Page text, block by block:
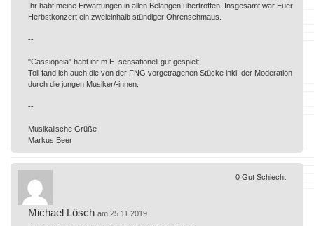
Ihr habt meine Erwartungen in allen Belangen übertroffen. Insgesamt war Euer
Herbstkonzert ein zweieinhalb stündiger Ohrenschmaus.
--
"Cassiopeia" habt ihr m.E. sensationell gut gespielt.
Toll fand ich auch die von der FNG vorgetragenen Stücke inkl. der Moderation
durch die jungen Musiker/-innen.
--
Musikalische Grüße
Markus Beer
Michael Lösch am 25.11.2019
0 Gut Schlecht